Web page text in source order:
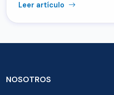
Leer artículo
NOSOTROS